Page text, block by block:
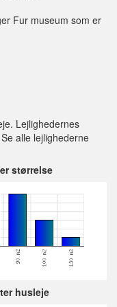
Fur museum som er
Lejlighedernes
alle lejlighederne
størrelse
husleje